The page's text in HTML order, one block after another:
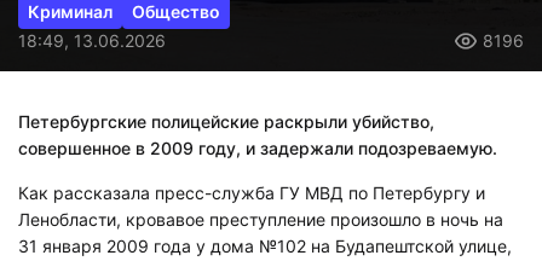
Криминал
Общество
18:49, 13.06.2026
8196
Петербургские полицейские раскрыли убийство,
совершенное в 2009 году, и задержали подозреваемую.
Как рассказала пресс-служба ГУ МВД по Петербургу и
Ленобласти, кровавое преступление произошло в ночь на
31 января 2009 года у дома №102 на Будапештской улице,